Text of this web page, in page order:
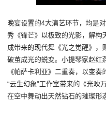
晚宴设置的4大演艺环节，均是
秀《锋芒》以极致的光影，解构
成带来的现代舞《光之觉醒》，
破茧成光的蜕变。小提琴家赵红
《帕萨卡利亚》二重奏，以变奏
“云生幻象”工作室带来的《光映
在空中舞动出天然钻石的璀璨形